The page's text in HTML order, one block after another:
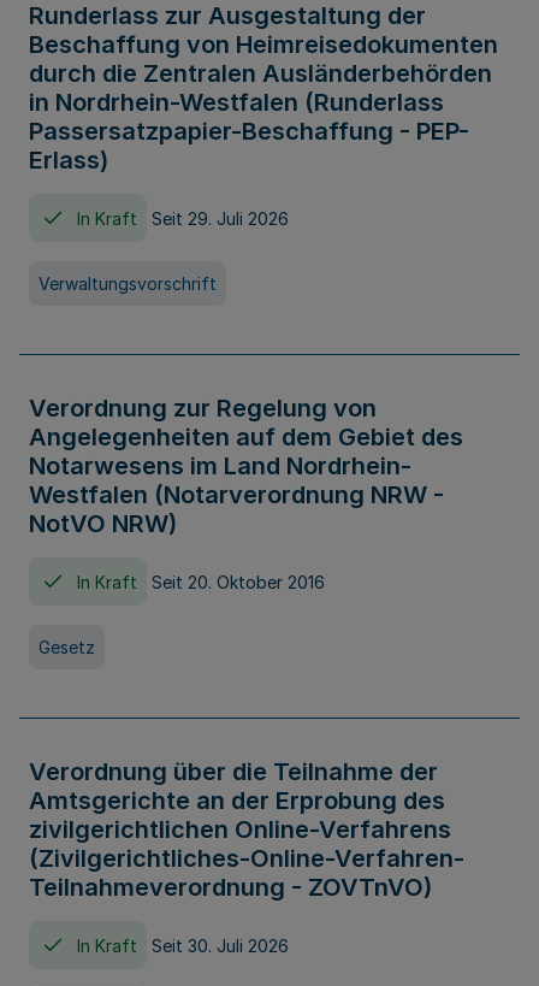
Runderlass zur Ausgestaltung der
Beschaffung von Heimreisedokumenten
durch die Zentralen Ausländerbehörden
in Nordrhein-Westfalen (Runderlass
Passersatzpapier-Beschaffung - PEP-
Erlass)
In Kraft Seit 29. Juli 2026
Verwaltungsvorschrift
Verordnung zur Regelung von
Angelegenheiten auf dem Gebiet des
Notarwesens im Land Nordrhein-
Westfalen (Notarverordnung NRW -
NotVO NRW)
In Kraft Seit 20. Oktober 2016
Gesetz
Verordnung über die Teilnahme der
Amtsgerichte an der Erprobung des
zivilgerichtlichen Online-Verfahrens
(Zivilgerichtliches-Online-Verfahren-
Teilnahmeverordnung - ZOVTnVO)
In Kraft Seit 30. Juli 2026